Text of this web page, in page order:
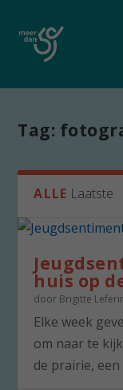
Tag:
ALLE Laatste
huis op
door Brigitte
Elke week
om naar te
de prairie,